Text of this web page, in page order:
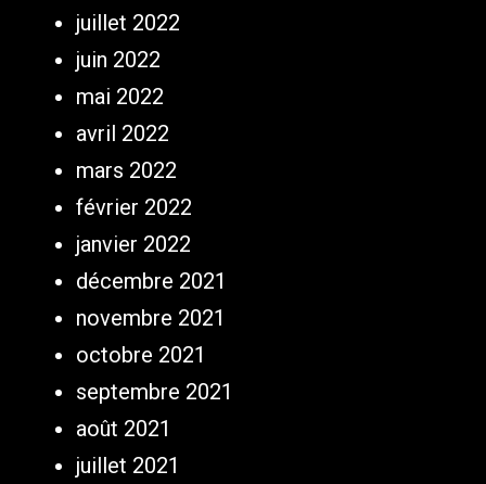
juillet 2022
juin 2022
mai 2022
avril 2022
mars 2022
février 2022
janvier 2022
décembre 2021
novembre 2021
octobre 2021
septembre 2021
août 2021
juillet 2021